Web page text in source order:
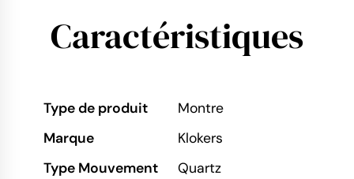
Caractéristiques
Type de produit
Montre
Marque
Klokers
Type Mouvement
Quartz